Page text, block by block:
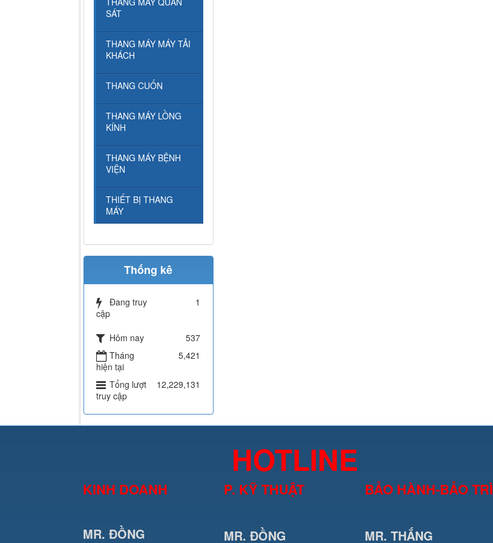
SÁT
THANG MÁY MÁY TẢI
KHÁCH
THANG CUỐN
THANG MÁY LỒNG
KÍNH
THANG MÁY BỆNH
VIỆN
THIẾT BỊ THANG
MÁY
Thống kê
Đang truy
cập
1
Hôm nay
537
Tháng
hiện tại
5,421
Tổng lượt
truy cập
12,229,131
HOTLINE
KINH DOANH P. KỸ THUẬT BẢO HÀNH-BẢO TRÌ
MR. ĐỒNG
MR. ĐỒNG MR. THẮNG